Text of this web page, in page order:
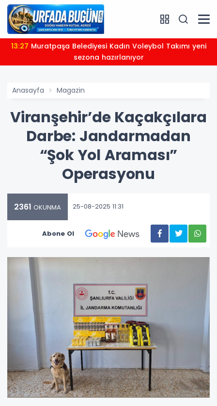
13:27
sezona hazırlanıyor
Anasayfa Magazin
Viranşehir’de Kaçakçılara
Darbe: Jandarmadan
“Şok Yol Araması”
Operasyonu
2361 OKUNMA 25-08-2025 11:31
Abone Ol